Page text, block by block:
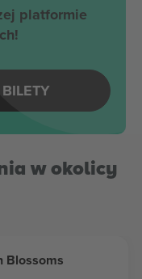
platformie
w okolicy
Blossoms